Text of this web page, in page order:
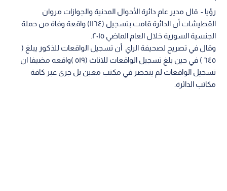
رؤيا - قال مدير عام دائرة الأحوال المدنية والجوازات مروان
القطيشات أن الدائرة قامت بتسجيل (١١٦٤) واقعة وفاة من حملة
الجنسية السورية خلال العام الماضي ٢٠١٥.
وقال في تصريح لصحيفة الراي أن تسجيل الواقعات للذكور يبلغ (
٦٤٥ ) في حين بلغ تسجيل الواقعات للاناث (٥١٩ )واقعه مضيفا ان
تسجيل الواقعات لم ينحصر في مكتب معين بل جرى عبر كافة
مكاتب الدائرة.